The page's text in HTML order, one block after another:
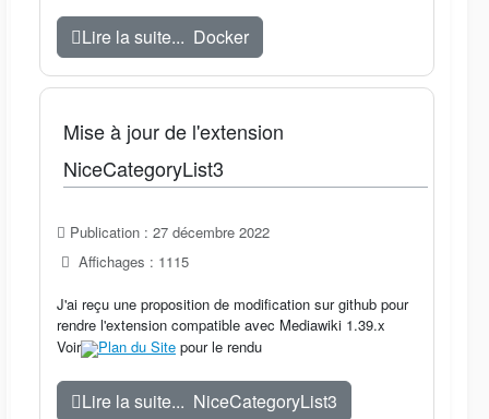
Lire la suite... Docker
Mise à jour de l'extension
NiceCategoryList3
Publication : 27 décembre 2022
Affichages : 1115
J'ai reçu une proposition de modification sur github pour
rendre l'extension compatible avec Mediawiki 1.39.x
Voir
Plan du Site pour le rendu
Lire la suite... NiceCategoryList3